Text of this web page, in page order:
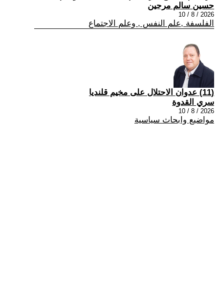
حسين سالم مرجين
2026 / 8 / 10
الفلسفة ,علم النفس , وعلم الاجتماع
(11) عدوان الاحتلال على مخيم قلنديا
سري القدوة
2026 / 8 / 10
مواضيع وابحاث سياسية